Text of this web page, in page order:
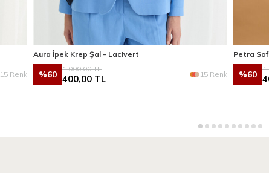
15 Renk
Aura İpek Krep Şal - Lacivert
%60
1.000,00TL
400,00 TL 15 Renk
Petra
%60